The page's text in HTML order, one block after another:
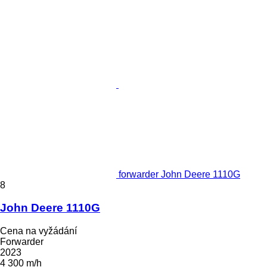
forwarder John Deere 1110G
8
John Deere 1110G
Cena na vyžádání
Forwarder
2023
4 300 m/h